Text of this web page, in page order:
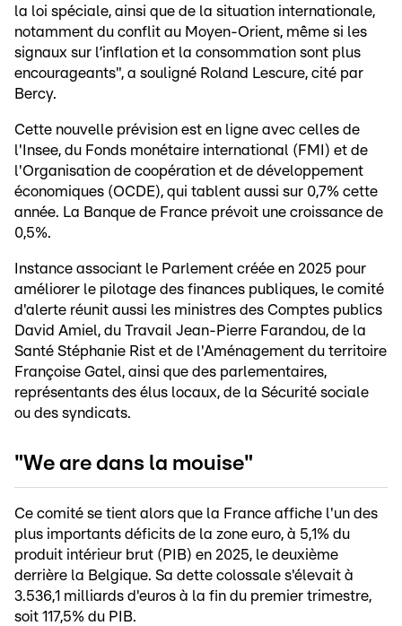
la loi spéciale, ainsi que de la situation internationale,
notamment du conflit au Moyen-Orient, même si les
signaux sur l’inflation et la consommation sont plus
encourageants", a souligné Roland Lescure, cité par
Bercy.
Cette nouvelle prévision est en ligne avec celles de
l'Insee, du Fonds monétaire international (FMI) et de
l'Organisation de coopération et de développement
économiques (OCDE), qui tablent aussi sur 0,7% cette
année. La Banque de France prévoit une croissance de
0,5%.
Instance associant le Parlement créée en 2025 pour
améliorer le pilotage des finances publiques, le comité
d'alerte réunit aussi les ministres des Comptes publics
David Amiel, du Travail Jean-Pierre Farandou, de la
Santé Stéphanie Rist et de l'Aménagement du territoire
Françoise Gatel, ainsi que des parlementaires,
représentants des élus locaux, de la Sécurité sociale
ou des syndicats.
"We are dans la mouise"
Ce comité se tient alors que la France affiche l'un des
plus importants déficits de la zone euro, à 5,1% du
produit intérieur brut (PIB) en 2025, le deuxième
derrière la Belgique. Sa dette colossale s'élevait à
3.536,1 milliards d'euros à la fin du premier trimestre,
soit 117,5% du PIB.